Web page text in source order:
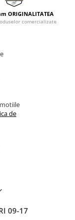
ORIGINALITATEA
comercializate
de
09-17